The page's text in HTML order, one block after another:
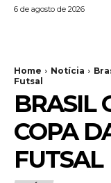
6 de agosto de 2026